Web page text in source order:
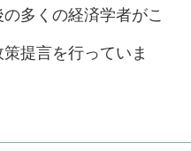
多くの経済学者がこ
提言を行っていま